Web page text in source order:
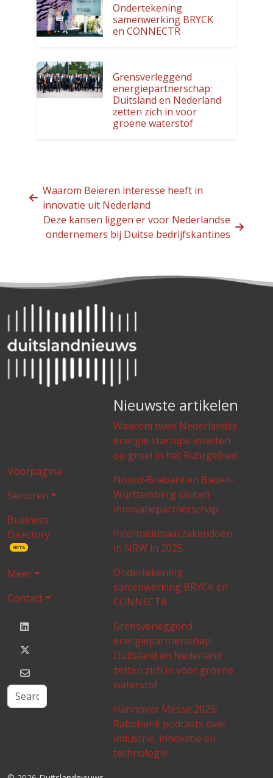
Ondertekening
samenwerking BRYCK
en CONNECTR
Grensverleggend
energiepartnerschap:
Duitsland en Nederland
zetten zich in voor
groene waterstof
Waarom Beieren interesse heeft in
innovatie uit Nederland
Deze kansen liggen er voor Nederlandse
ondernemers bij Duitse bedrijfskantines
Voorpagina
Sectoren
Business
Directory
BETA
Meer
Contact
Nieuwste artikelen
Waarom twee Nederlandse
energie startups inzetten
op groei in het Ruhrgebied
Noord-Brabant en Baden-
Württemberg sluiten
innovatiepartnerschap
Internationaal zakendoen
in NRW in 2025
Ondertekening
samenwerking BRYCK en
CONNECTR
Grensverleggend
energiepartnerschap:
Duitsland en Nederland
zetten zich in voor groene
waterstof
Hannover Messe 2025:
Rabobank podcasts over
industrie, innovatie en
technologie